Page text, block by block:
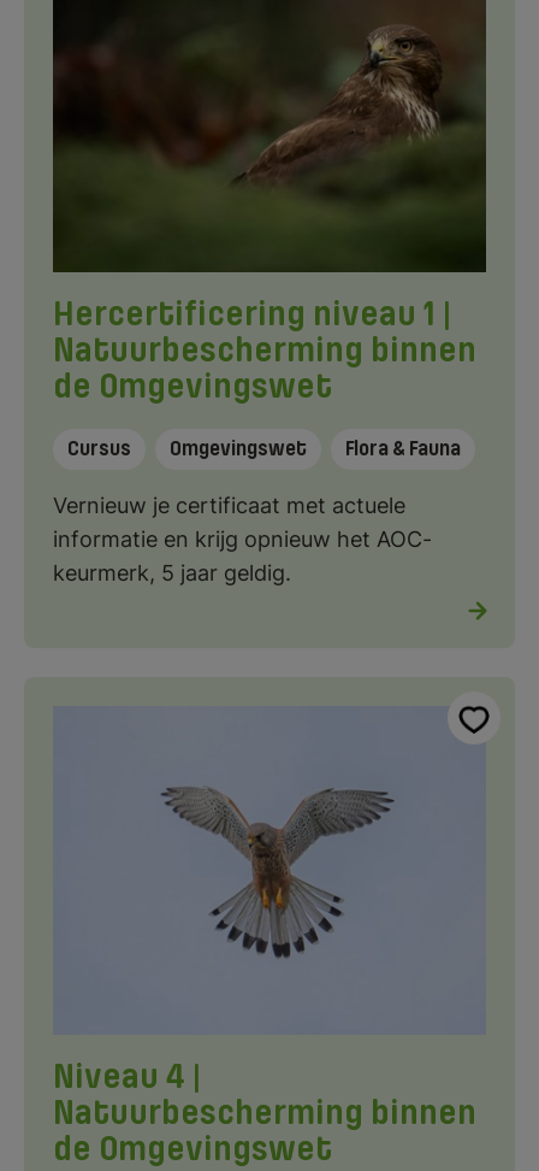
Hercertificering niveau 1 |
Natuurbescherming binnen
de Omgevingswet
Cursus Omgevingswet Flora & Fauna
Vernieuw je certificaat met actuele
informatie en krijg opnieuw het AOC-
keurmerk, 5 jaar geldig.
Niveau 4 |
Natuurbescherming binnen
de Omgevingswet